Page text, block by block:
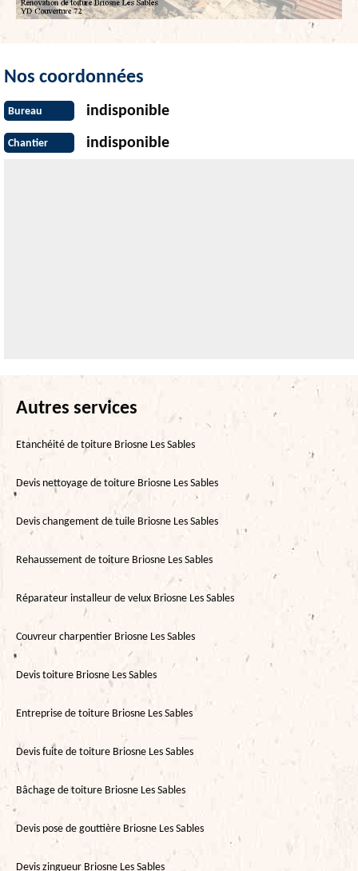
Nos coordonnées
Bureau indisponible
Chantier indisponible
Autres services
Etanchéité de toiture Briosne Les Sables
Devis nettoyage de toiture Briosne Les Sables
Devis changement de tuile Briosne Les Sables
Rehaussement de toiture Briosne Les Sables
Réparateur installeur de velux Briosne Les Sables
Couvreur charpentier Briosne Les Sables
Devis toiture Briosne Les Sables
Entreprise de toiture Briosne Les Sables
Devis fuite de toiture Briosne Les Sables
Bâchage de toiture Briosne Les Sables
Devis pose de gouttière Briosne Les Sables
Devis zingueur Briosne Les Sables